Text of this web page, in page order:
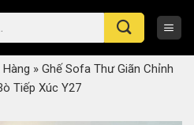
» Ghế Sofa Thư Giãn Chỉnh
Tiếp Xúc Y27